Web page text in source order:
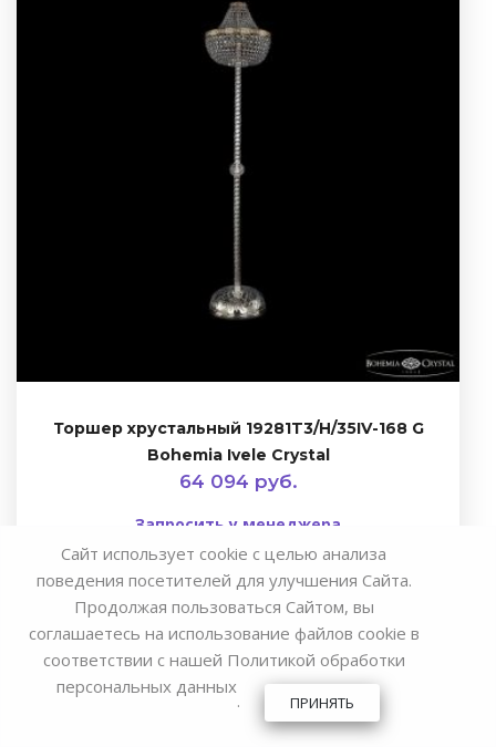
Торшер хрустальный 19281T3/H/35IV-168 G
Bohemia Ivele Crystal
64 094 руб.
Запросить у менеджера
Сайт использует cookie с целью анализа
поведения посетителей для улучшения Сайта.
Продолжая пользоваться Сайтом, вы
соглашаетесь на использование файлов cookie в
соответствии с нашей Политикой обработки
персональных данных
. ПРИНЯТЬ